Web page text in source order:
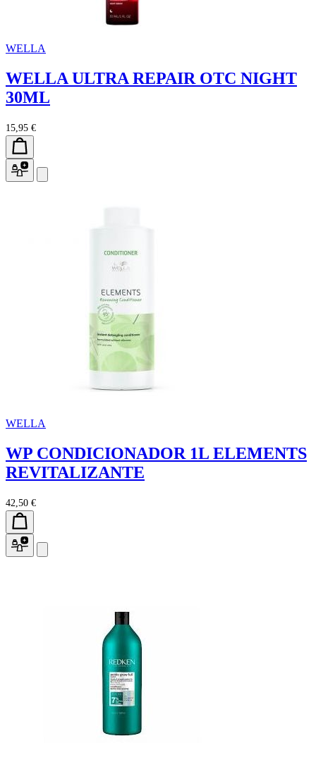
WELLA
WELLA ULTRA REPAIR OTC NIGHT
30ML
15,95 €
WELLA
WP CONDICIONADOR 1L ELEMENTS
REVITALIZANTE
42,50 €